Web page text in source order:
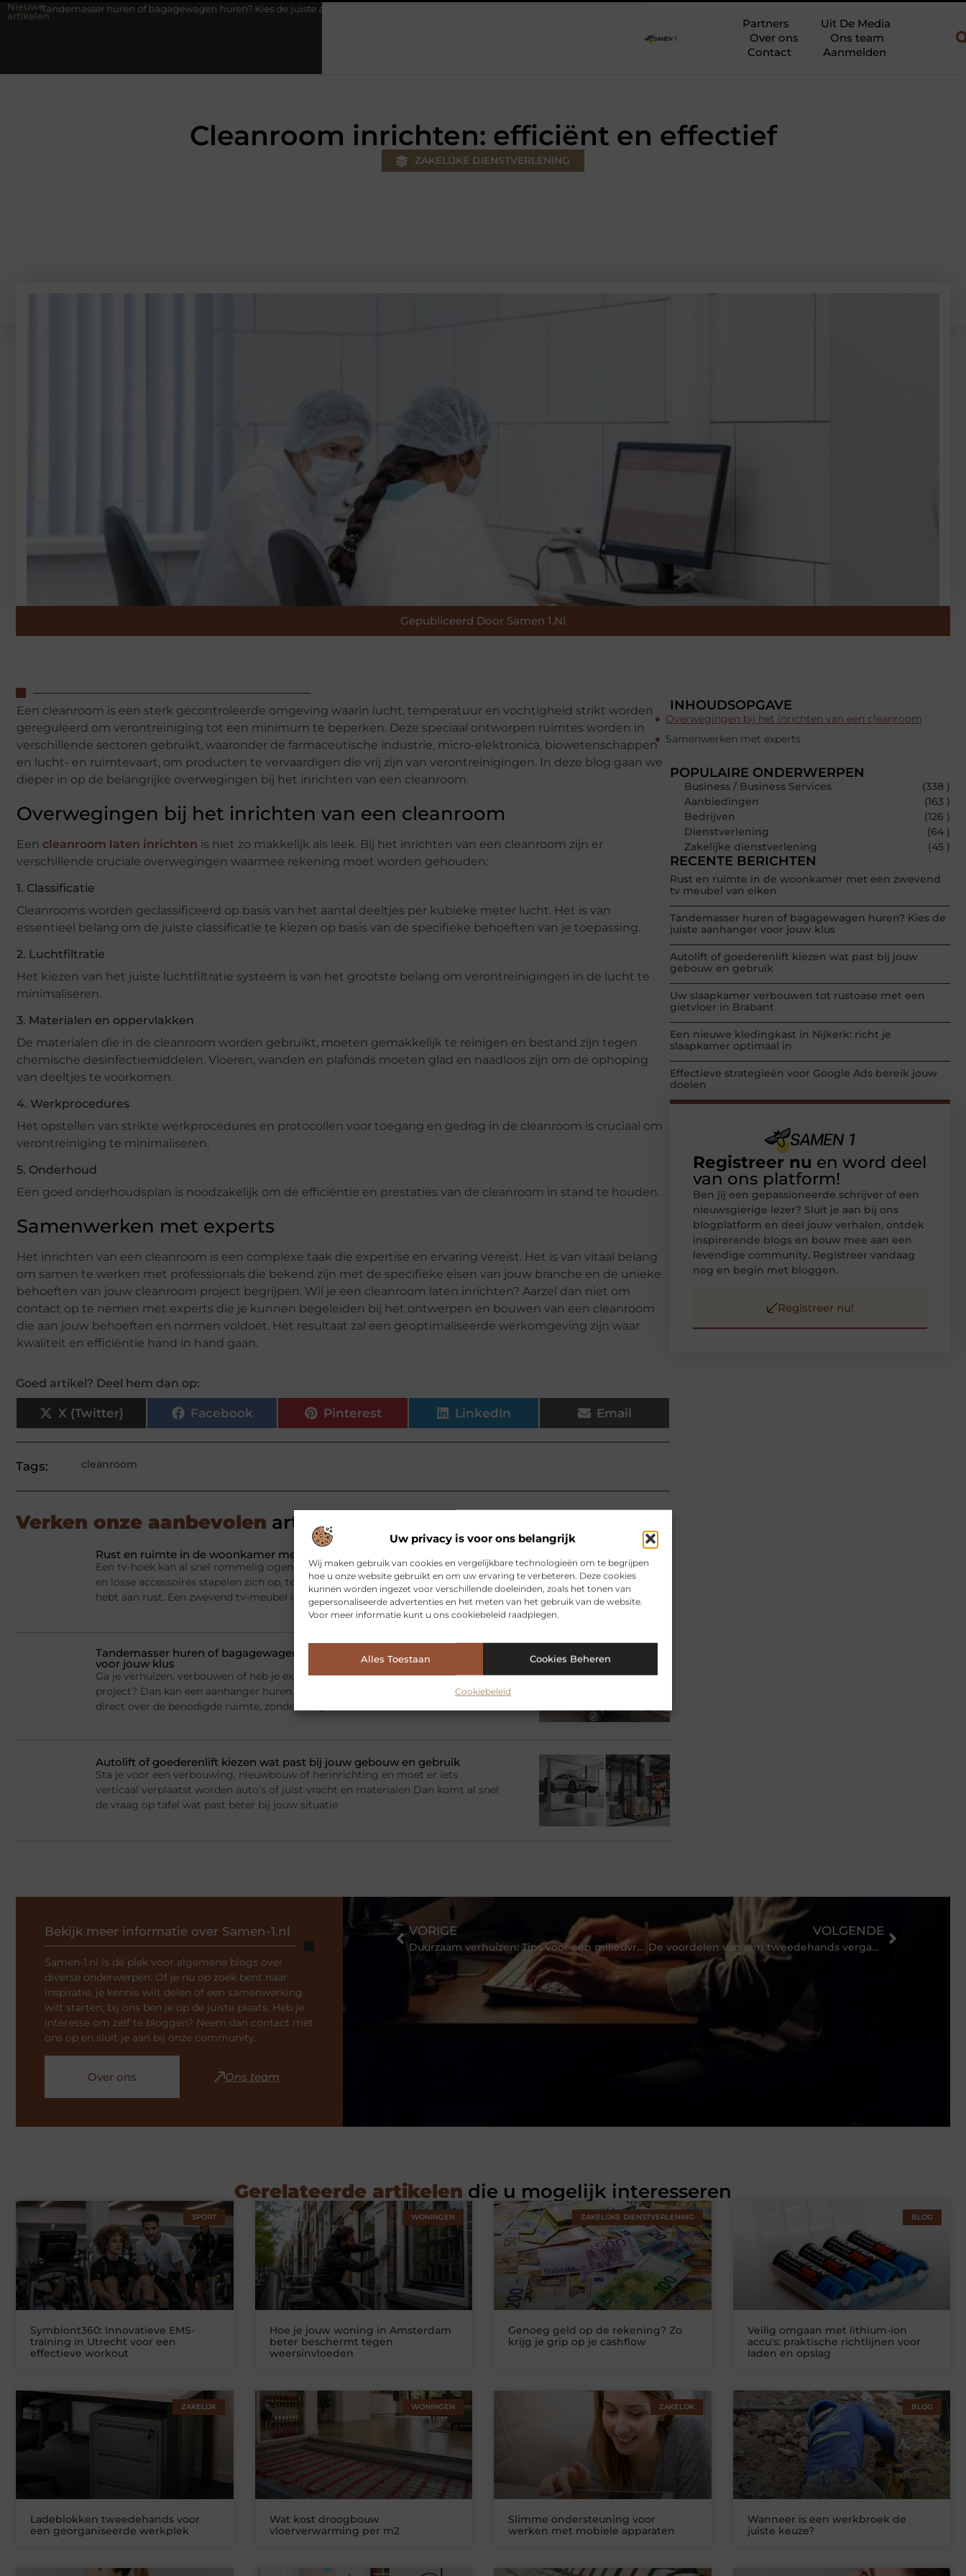
Uw privacy is voor ons belangrijk
Wij maken gebruik van cookies en vergelijkbare technologieën om te begrijpen
hoe u onze website gebruikt en om uw ervaring te verbeteren. Deze cookies
kunnen worden ingezet voor verschillende doeleinden, zoals het tonen van
gepersonaliseerde advertenties en het meten van het gebruik van de website.
Voor meer informatie kunt u ons cookiebeleid raadplegen.
Alles Toestaan Cookies Beheren
Cookiebeleid
Nieuwe
artikelen
huren of bagagewagen huren? Kies de juiste aanhanger voor jouw klus
Partners
Uit De Media
Over ons
Ons team
Contact
Aanmelden
Cleanroom inrichten: efficiënt en effectief
ZAKELIJKE DIENSTVERLENING
Gepubliceerd Door Samen 1.nl
Een cleanroom is een sterk gecontroleerde omgeving waarin lucht, temperatuur en vochtigheid strikt worden
gereguleerd om verontreiniging tot een minimum te beperken. Deze speciaal ontworpen ruimtes worden in
verschillende sectoren gebruikt, waaronder de farmaceutische industrie, micro-elektronica, biowetenschappen
en lucht- en ruimtevaart, om producten te vervaardigen die vrij zijn van verontreinigingen. In deze blog gaan we
dieper in op de belangrijke overwegingen bij het inrichten van een cleanroom.
Overwegingen bij het inrichten van een cleanroom
Een cleanroom laten inrichten is niet zo makkelijk als leek. Bij het inrichten van een cleanroom zijn er
verschillende cruciale overwegingen waarmee rekening moet worden gehouden:
1. Classificatie
Cleanrooms worden geclassificeerd op basis van het aantal deeltjes per kubieke meter lucht. Het is van
essentieel belang om de juiste classificatie te kiezen op basis van de specifieke behoeften van je toepassing.
2. Luchtfiltratie
Het kiezen van het juiste luchtfiltratie systeem is van het grootste belang om verontreinigingen in de lucht te
minimaliseren.
3. Materialen en oppervlakken
De materialen die in de cleanroom worden gebruikt, moeten gemakkelijk te reinigen en bestand zijn tegen
chemische desinfectiemiddelen. Vloeren, wanden en plafonds moeten glad en naadloos zijn om de ophoping
van deeltjes te voorkomen.
4. Werkprocedures
Het opstellen van strikte werkprocedures en protocollen voor toegang en gedrag in de cleanroom is cruciaal om
verontreiniging te minimaliseren.
5. Onderhoud
Een goed onderhoudsplan is noodzakelijk om de efficiëntie en prestaties van de cleanroom in stand te houden.
Samenwerken met experts
Het inrichten van een cleanroom is een complexe taak die expertise en ervaring vereist. Het is van vitaal belang
om samen te werken met professionals die bekend zijn met de specifieke eisen van jouw branche en de unieke
behoeften van jouw cleanroom project begrijpen. Wil je een cleanroom laten inrichten? Aarzel dan niet om
contact op te nemen met experts die je kunnen begeleiden bij het ontwerpen en bouwen van een cleanroom
die aan jouw behoeften en normen voldoet. Het resultaat zal een geoptimaliseerde werkomgeving zijn waar
kwaliteit en efficiëntie hand in hand gaan.
Goed artikel? Deel hem dan op:
X (Twitter) Facebook Pinterest LinkedIn Email
Tags: cleanroom
Verken onze aanbevolen artikelen voor jou.
Rust en ruimte in de woonkamer met een zwevend tv meubel van eiken
Een tv-hoek kan al snel rommelig ogen. Apparatuur, kabels, afstandsbedieningen
en losse accessoires stapelen zich op, terwijl je juist in de woonkamer behoefte
hebt aan rust. Een zwevend tv-meubel is dan een slimme oplossing: het
Tandemasser huren of bagagewagen huren? Kies de juiste aanhanger
voor jouw klus
Ga je verhuizen, verbouwen of heb je extra laadruimte nodig voor een tijdelijk
project? Dan kan een aanhanger huren een slimme oplossing zijn. Je beschikt
direct over de benodigde ruimte, zonder dat je zelf een
Autolift of goederenlift kiezen wat past bij jouw gebouw en gebruik
Sta je voor een verbouwing, nieuwbouw of herinrichting en moet er iets
verticaal verplaatst worden auto’s of juist vracht en materialen Dan komt al snel
de vraag op tafel wat past beter bij jouw situatie
INHOUDSOPGAVE
Overwegingen bij het inrichten van een cleanroom
Samenwerken met experts
POPULAIRE ONDERWERPEN
Business / Business Services
(338 )
Aanbiedingen
(163 )
Bedrijven
(126 )
Dienstverlening
(64 )
Zakelijke dienstverlening
(45 )
RECENTE BERICHTEN
Rust en ruimte in de woonkamer met een zwevend
tv meubel van eiken
Tandemasser huren of bagagewagen huren? Kies de
juiste aanhanger voor jouw klus
Autolift of goederenlift kiezen wat past bij jouw
gebouw en gebruik
Uw slaapkamer verbouwen tot rustoase met een
gietvloer in Brabant
Een nieuwe kledingkast in Nijkerk: richt je
slaapkamer optimaal in
Effectieve strategieën voor Google Ads bereik jouw
doelen
Registreer nu en word deel
van ons platform!
Ben jij een gepassioneerde schrijver of een
nieuwsgierige lezer? Sluit je aan bij ons
blogplatform en deel jouw verhalen, ontdek
inspirerende blogs en bouw mee aan een
levendige community. Registreer vandaag
nog en begin met bloggen.
Registreer nu!
Bekijk meer informatie over Samen-1.nl
Samen-1.nl is dé plek voor algemene blogs over
diverse onderwerpen. Of je nu op zoek bent naar
inspiratie, je kennis wilt delen of een samenwerking
wilt starten, bij ons ben je op de juiste plaats. Heb je
interesse om zelf te bloggen? Neem dan contact met
ons op en sluit je aan bij onze community.
Over ons Ons team
VORIGE
Duurzaam verhuizen: Tips voor een milieuvriendelijke verhuizing
VOLGENDE
De voordelen van een tweedehands vergadertafel
Gerelateerde artikelen die u mogelijk interesseren
SPORT
Symbiont360: Innovatieve EMS-
training in Utrecht voor een
effectieve workout
WONINGEN
Hoe je jouw woning in Amsterdam
beter beschermt tegen
weersinvloeden
ZAKELIJKE DIENSTVERLENING
Genoeg geld op de rekening? Zo
krijg je grip op je cashflow
BLOG
Veilig omgaan met lithium-ion
accu's: praktische richtlijnen voor
laden en opslag
ZAKELIJK
Ladeblokken tweedehands voor
een georganiseerde werkplek
WONINGEN
Wat kost droogbouw
vloerverwarming per m2
ZAKELIJK
Slimme ondersteuning voor
werken met mobiele apparaten
BLOG
Wanneer is een werkbroek de
juiste keuze?